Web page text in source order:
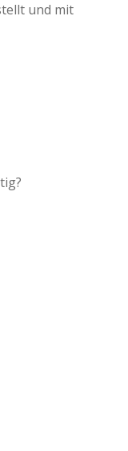
und mit